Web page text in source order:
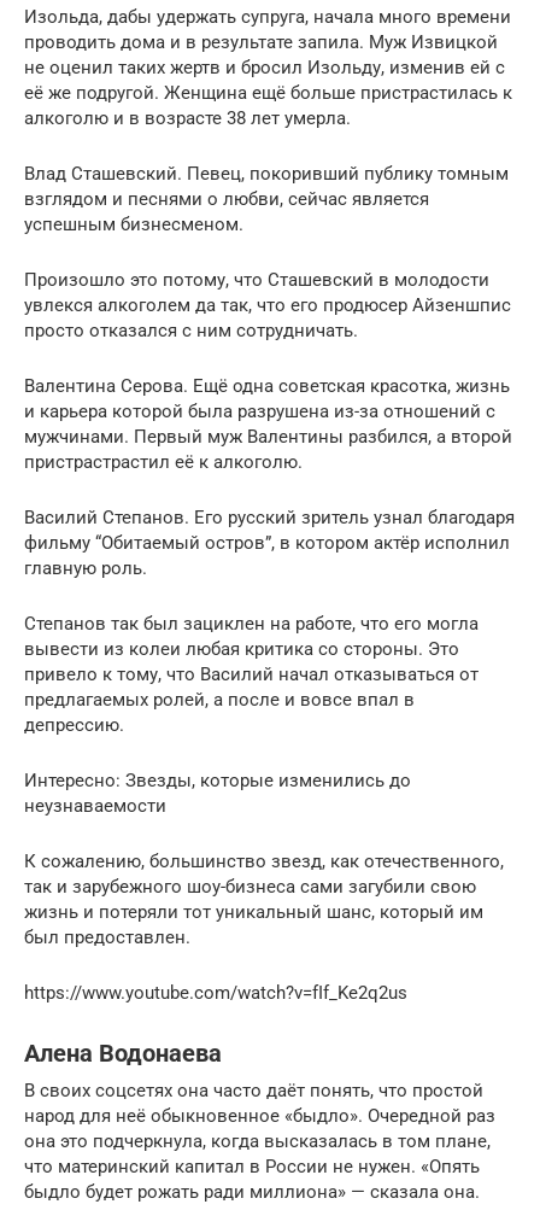
Изольда, дабы удержать супруга, начала много времени
проводить дома и в результате запила. Муж Извицкой
не оценил таких жертв и бросил Изольду, изменив ей с
её же подругой. Женщина ещё больше пристрастилась к
алкоголю и в возрасте 38 лет умерла.
Влад Сташевский. Певец, покоривший публику томным
взглядом и песнями о любви, сейчас является
успешным бизнесменом.
Произошло это потому, что Сташевский в молодости
увлекся алкоголем да так, что его продюсер Айзеншпис
просто отказался с ним сотрудничать.
Валентина Серова. Ещё одна советская красотка, жизнь
и карьера которой была разрушена из-за отношений с
мужчинами. Первый муж Валентины разбился, а второй
пристрастрастил её к алкоголю.
Василий Степанов. Его русский зритель узнал благодаря
фильму “Обитаемый остров”, в котором актёр исполнил
главную роль.
Степанов так был зациклен на работе, что его могла
вывести из колеи любая критика со стороны. Это
привело к тому, что Василий начал отказываться от
предлагаемых ролей, а после и вовсе впал в
депрессию.
Интересно: Звезды, которые изменились до
неузнаваемости
К сожалению, большинство звезд, как отечественного,
так и зарубежного шоу-бизнеса сами загубили свою
жизнь и потеряли тот уникальный шанс, который им
был предоставлен.
https://www.youtube.com/watch?v=fIf_Ke2q2us
Алена Водонаева
В своих соцсетях она часто даёт понять, что простой
народ для неё обыкновенное «быдло». Очередной раз
она это подчеркнула, когда высказалась в том плане,
что материнский капитал в России не нужен. «Опять
быдло будет рожать ради миллиона» — сказала она.